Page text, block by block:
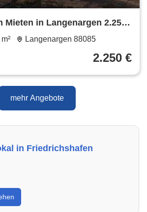
Mieten in Langenargen 2.250
Langenargen 88085
2.250 €
mehr Angebote
in Friedrichshafen
über die aktuellen Mietpreise
So weißt du genau,
ist und wo sich ein Vergleich lohnt.